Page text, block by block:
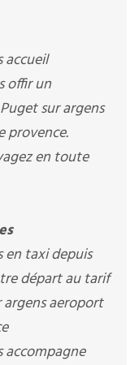
accueil
offir un
sur argens
provence.
en toute
en taxi depuis
départ au tarif
argens aeroport
accompagne